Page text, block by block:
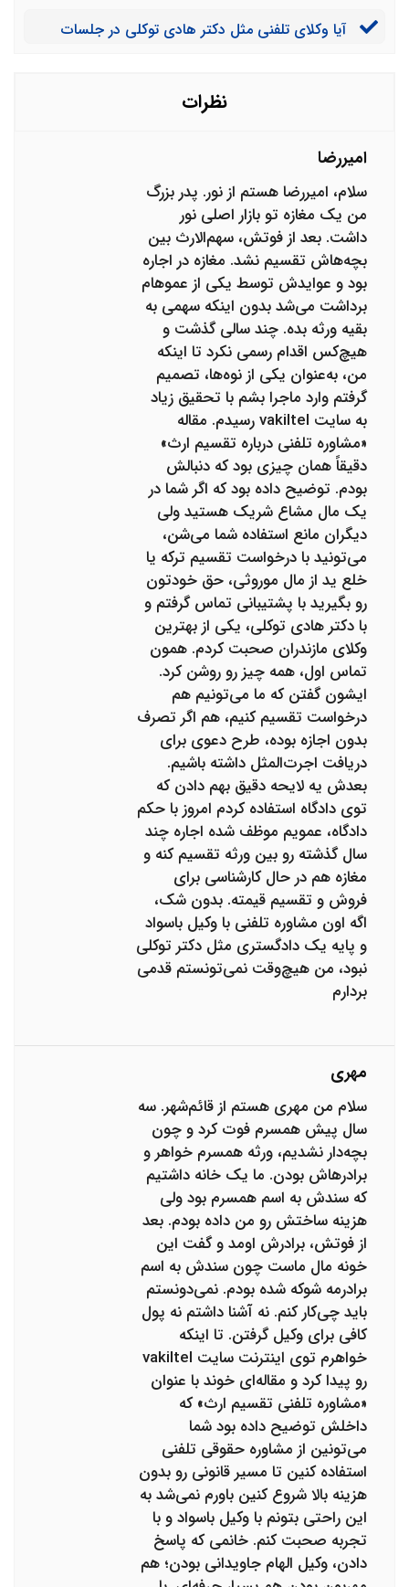
آیا وکلای تلفنی مثل دکتر هادی توکلی در جلسات
نظرات
امیررضا
سلام، امیررضا هستم از نور. پدر بزرگ
من یک مغازه تو بازار اصلی نور
داشت. بعد از فوتش، سهم‌الارث بین
بچه‌هاش تقسیم نشد. مغازه در اجاره
بود و عوایدش توسط یکی از عموهام
برداشت می‌شد بدون اینکه سهمی به
بقیه ورثه بده. چند سالی گذشت و
هیچ‌کس اقدام رسمی نکرد تا اینکه
من، به‌عنوان یکی از نوه‌ها، تصمیم
گرفتم وارد ماجرا بشم با تحقیق زیاد
به سایت vakiltel رسیدم. مقاله
«مشاوره تلفنی درباره تقسیم ارث»
دقیقاً همان چیزی بود که دنبالش
بودم. توضیح داده بود که اگر شما در
یک مال مشاع شریک هستید ولی
دیگران مانع استفاده شما می‌شن،
می‌تونید با درخواست تقسیم ترکه یا
خلع ید از مال موروثی، حق خودتون
رو بگیرید با پشتیبانی تماس گرفتم و
با دکتر هادی توکلی، یکی از بهترین
وکلای مازندران صحبت کردم. همون
تماس اول، همه چیز رو روشن کرد.
ایشون گفتن که ما می‌تونیم هم
درخواست تقسیم کنیم، هم اگر تصرف
بدون اجازه بوده، طرح دعوی برای
دریافت اجرت‌المثل داشته باشیم.
بعدش یه لایحه دقیق بهم دادن که
توی دادگاه استفاده کردم امروز با حکم
دادگاه، عمویم موظف شده اجاره چند
سال گذشته رو بین ورثه تقسیم کنه و
مغازه هم در حال کارشناسی برای
فروش و تقسیم قیمته. بدون شک،
اگه اون مشاوره تلفنی با وکیل باسواد
و پایه یک دادگستری مثل دکتر توکلی
نبود، من هیچ‌وقت نمی‌تونستم قدمی
بردارم
مهری
سلام من مهری هستم از قائم‌شهر. سه
سال پیش همسرم فوت کرد و چون
بچه‌دار نشدیم، ورثه همسرم خواهر و
برادرهاش بودن. ما یک خانه داشتیم
که سندش به اسم همسرم بود ولی
هزینه ساختش رو من داده بودم. بعد
از فوتش، برادرش اومد و گفت این
خونه مال ماست چون سندش به اسم
برادرمه شوکه شده بودم. نمی‌دونستم
باید چی‌کار کنم. نه آشنا داشتم نه پول
کافی برای وکیل گرفتن. تا اینکه
خواهرم توی اینترنت سایت vakiltel
رو پیدا کرد و مقاله‌ای خوند با عنوان
«مشاوره تلفنی تقسیم ارث» که
داخلش توضیح داده بود شما
می‌تونین از مشاوره حقوقی تلفنی
استفاده کنین تا مسیر قانونی رو بدون
هزینه بالا شروع کنین باورم نمی‌شد به
این راحتی بتونم با وکیل باسواد و با
تجربه صحبت کنم. خانمی که پاسخ
دادن، وکیل الهام جاویدانی بودن؛ هم